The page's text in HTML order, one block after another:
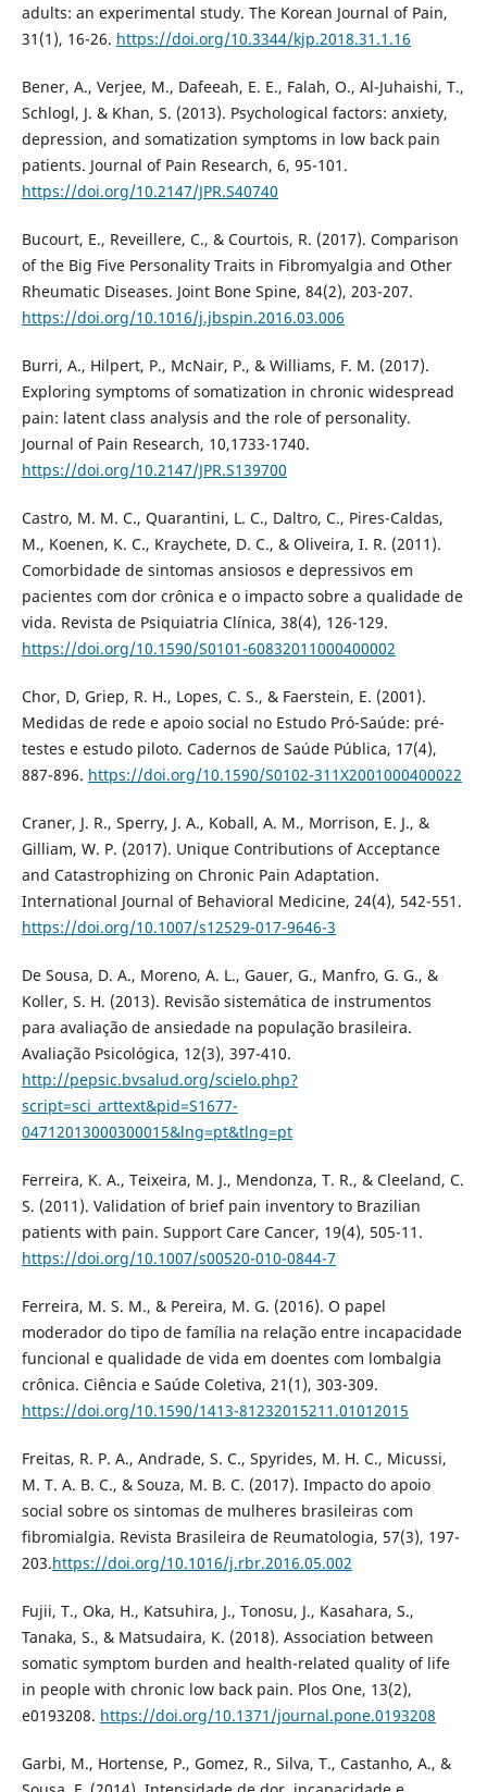
adults: an experimental study. The Korean Journal of Pain,
31(1), 16-26. https://doi.org/10.3344/kjp.2018.31.1.16
Bener, A., Verjee, M., Dafeeah, E. E., Falah, O., Al-Juhaishi, T.,
Schlogl, J. & Khan, S. (2013). Psychological factors: anxiety,
depression, and somatization symptoms in low back pain
patients. Journal of Pain Research, 6, 95-101.
https://doi.org/10.2147/JPR.S40740
Bucourt, E., Reveillere, C., & Courtois, R. (2017). Comparison
of the Big Five Personality Traits in Fibromyalgia and Other
Rheumatic Diseases. Joint Bone Spine, 84(2), 203-207.
https://doi.org/10.1016/j.jbspin.2016.03.006
Burri, A., Hilpert, P., McNair, P., & Williams, F. M. (2017).
Exploring symptoms of somatization in chronic widespread
pain: latent class analysis and the role of personality.
Journal of Pain Research, 10,1733-1740.
https://doi.org/10.2147/JPR.S139700
Castro, M. M. C., Quarantini, L. C., Daltro, C., Pires-Caldas,
M., Koenen, K. C., Kraychete, D. C., & Oliveira, I. R. (2011).
Comorbidade de sintomas ansiosos e depressivos em
pacientes com dor crônica e o impacto sobre a qualidade de
vida. Revista de Psiquiatria Clínica, 38(4), 126-129.
https://doi.org/10.1590/S0101-60832011000400002
Chor, D, Griep, R. H., Lopes, C. S., & Faerstein, E. (2001).
Medidas de rede e apoio social no Estudo Pró-Saúde: pré-
testes e estudo piloto. Cadernos de Saúde Pública, 17(4),
887-896. https://doi.org/10.1590/S0102-311X2001000400022
Craner, J. R., Sperry, J. A., Koball, A. M., Morrison, E. J., &
Gilliam, W. P. (2017). Unique Contributions of Acceptance
and Catastrophizing on Chronic Pain Adaptation.
International Journal of Behavioral Medicine, 24(4), 542-551.
https://doi.org/10.1007/s12529-017-9646-3
De Sousa, D. A., Moreno, A. L., Gauer, G., Manfro, G. G., &
Koller, S. H. (2013). Revisão sistemática de instrumentos
para avaliação de ansiedade na população brasileira.
Avaliação Psicológica, 12(3), 397-410.
http://pepsic.bvsalud.org/scielo.php?
script=sci_arttext&pid=S1677-
04712013000300015&lng=pt&tlng=pt
Ferreira, K. A., Teixeira, M. J., Mendonza, T. R., & Cleeland, C.
S. (2011). Validation of brief pain inventory to Brazilian
patients with pain. Support Care Cancer, 19(4), 505-11.
https://doi.org/10.1007/s00520-010-0844-7
Ferreira, M. S. M., & Pereira, M. G. (2016). O papel
moderador do tipo de família na relação entre incapacidade
funcional e qualidade de vida em doentes com lombalgia
crônica. Ciência e Saúde Coletiva, 21(1), 303-309.
https://doi.org/10.1590/1413-81232015211.01012015
Freitas, R. P. A., Andrade, S. C., Spyrides, M. H. C., Micussi,
M. T. A. B. C., & Souza, M. B. C. (2017). Impacto do apoio
social sobre os sintomas de mulheres brasileiras com
fibromialgia. Revista Brasileira de Reumatologia, 57(3), 197-
203.https://doi.org/10.1016/j.rbr.2016.05.002
Fujii, T., Oka, H., Katsuhira, J., Tonosu, J., Kasahara, S.,
Tanaka, S., & Matsudaira, K. (2018). Association between
somatic symptom burden and health-related quality of life
in people with chronic low back pain. Plos One, 13(2),
e0193208. https://doi.org/10.1371/journal.pone.0193208
Garbi, M., Hortense, P., Gomez, R., Silva, T., Castanho, A., &